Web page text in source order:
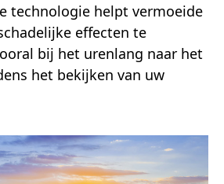
technologie helpt vermoeide
effecten te
bij het urenlang naar het
het bekijken van uw